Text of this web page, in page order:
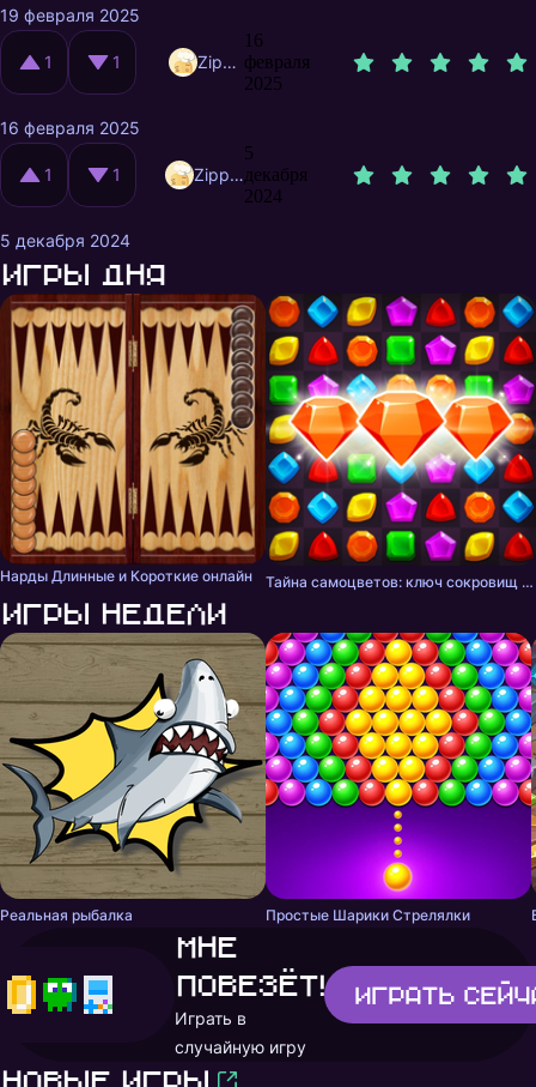
19 февраля 2025
1 1 Zippy1244
16
февраля
2025
16 февраля 2025
1 1 ZippyKirill2
5
декабря
2024
5 декабря 2024
Игры дня
Нарды Длинные и Короткие онлайн Тайна самоцветов: ключ сокровищ - три в ряд
Игры недели
Реальная рыбалка Простые Шарики Стрелялки
Мне
повезёт!
Играть в
случайную игру
Играть
Новые игры